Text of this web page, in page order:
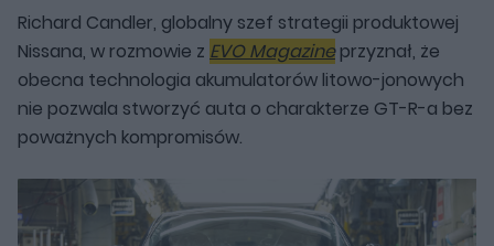
Richard Candler, globalny szef strategii produktowej
Nissana, w rozmowie z EVO Magazineprzyznał, że
obecna technologia akumulatorów litowo-jonowych
nie pozwala stworzyć auta o charakterze GT-R-a bez
poważnych kompromisów.